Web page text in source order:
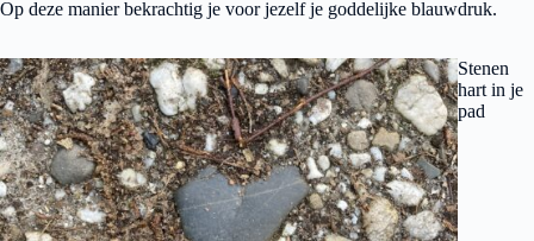
Op deze manier bekrachtig je voor jezelf je goddelijke blauwdruk.
Stenen
hart in je
pad